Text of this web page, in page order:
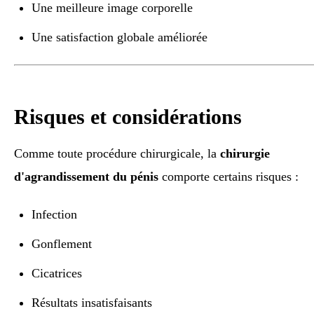
Une meilleure image corporelle
Une satisfaction globale améliorée
Risques et considérations
Comme toute procédure chirurgicale, la chirurgie
d'agrandissement du pénis comporte certains risques :
Infection
Gonflement
Cicatrices
Résultats insatisfaisants